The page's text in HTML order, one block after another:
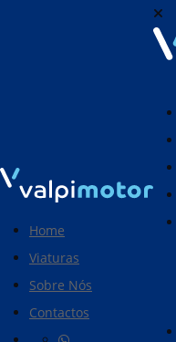
Home
Viaturas
Sobre Nós
Contactos